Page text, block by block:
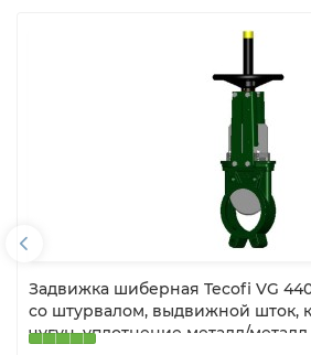
Задвижка шиберная Tecofi VG
со штурвалом, выдвижной шток,
чугун, уплотнение металл/металл